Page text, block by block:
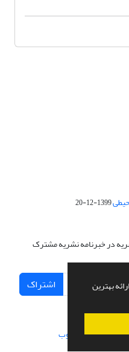
بهترین
1399-12-20
در خبرنامه نشریه مشترک
اشتراک
سازی از سیناوب